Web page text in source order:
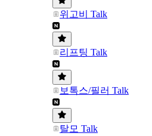
위고비 Talk
리프팅 Talk
보톡스/필러 Talk
탈모 Talk